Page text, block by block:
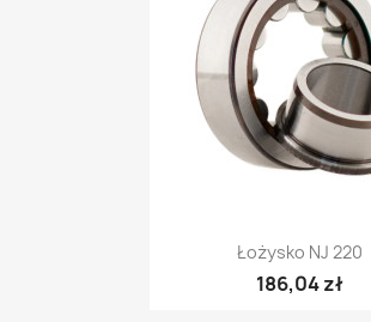
Szybki
Łożysko NJ 220
186,04 zł